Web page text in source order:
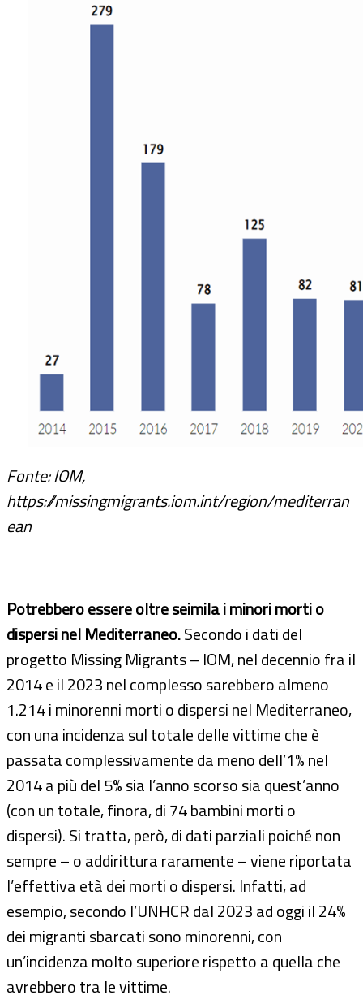
Fonte: IOM,
https://missingmigrants.iom.int/region/mediterran
ean
Potrebbero essere oltre seimila i minori morti o
dispersi nel Mediterraneo.Secondo i dati del
progetto Missing Migrants – IOM, nel decennio fra il
2014 e il 2023 nel complesso sarebbero almeno
1.214 i minorenni morti o dispersi nel Mediterraneo,
con una incidenza sul totale delle vittime che è
passata complessivamente da meno dell’1% nel
2014 a più del 5% sia l’anno scorso sia quest’anno
(con un totale, finora, di 74 bambini morti o
dispersi). Si tratta, però, di dati parziali poiché non
sempre – o addirittura raramente – viene riportata
l’effettiva età dei morti o dispersi. Infatti, ad
esempio, secondo l’UNHCR dal 2023 ad oggi il 24%
dei migranti sbarcati sono minorenni, con
un’incidenza molto superiore rispetto a quella che
avrebbero tra le vittime.